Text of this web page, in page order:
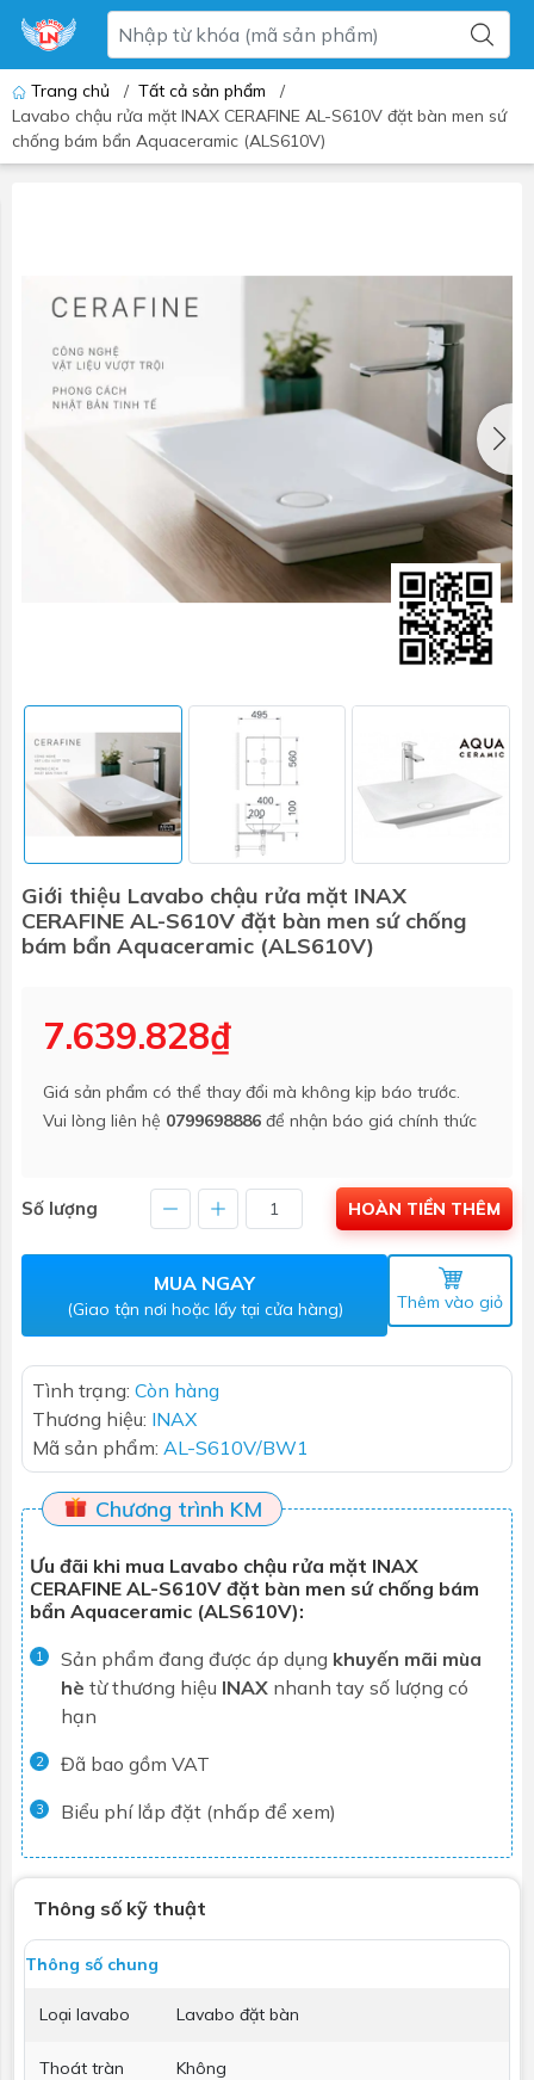
Trang chủ / Tất cả sản phẩm
/
Lavabo chậu rửa mặt INAX CERAFINE AL-S610V đặt bàn men sứ
chống bám bẩn Aquaceramic (ALS610V)
Giới thiệu Lavabo chậu rửa mặt INAX
CERAFINE AL-S610V đặt bàn men sứ chống
bám bẩn Aquaceramic (ALS610V)
7.639.828₫
Giá sản phẩm có thể thay đổi mà không kịp báo trước.
Vui lòng liên hệ 0799698886 để nhận báo giá chính thức
Số lượng HOÀN TIỀN THÊM
MUA NGAY
(Giao tận nơi hoặc lấy tại cửa hàng) Thêm vào giỏ
Tình trạng: Còn hàng
Thương hiệu: INAX
Mã sản phẩm: AL-S610V/BW1
Chương trình KM
Ưu đãi khi mua Lavabo chậu rửa mặt INAX
CERAFINE AL-S610V đặt bàn men sứ chống bám
bẩn Aquaceramic (ALS610V):
1 Sản phẩm đang được áp dụng khuyến mãi mùa
hè từ thương hiệu INAX nhanh tay số lượng có
hạn
2 Đã bao gồm VAT
3 Biểu phí lắp đặt (nhấp để xem)
Thông số kỹ thuật
Thông số chung
Loại lavabo Lavabo đặt bàn
Thoát tràn Không